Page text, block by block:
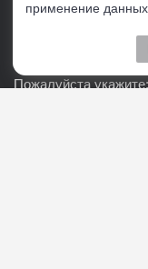
Следите за нами
Пожалуйста укажите:
применение